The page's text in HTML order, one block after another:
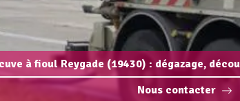
à fioul Reygade (19430) : dégazage,
Nous contacter